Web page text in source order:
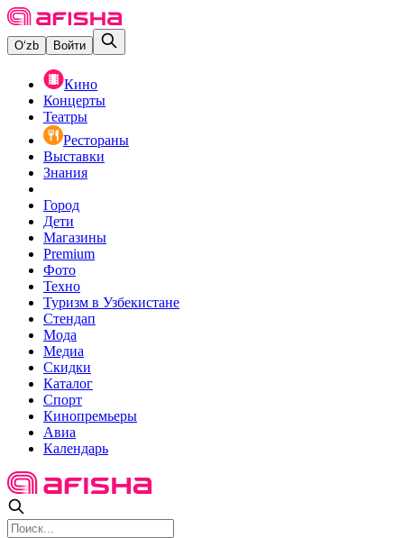
O‘zb Войти
Кино
Концерты
Театры
Рестораны
Выставки
Знания
Город
Дети
Магазины
Premium
Фото
Техно
Туризм в Узбекистане
Стендап
Мода
Медиа
Скидки
Каталог
Спорт
Кинопремьеры
Авиа
Календарь